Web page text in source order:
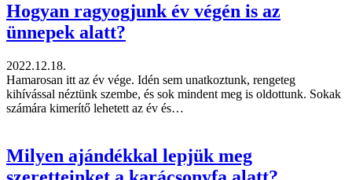
Hogyan ragyogjunk év végén is az
ünnepek alatt?
2022.12.18.
Hamarosan itt az év vége. Idén sem unatkoztunk, rengeteg
kihívással néztünk szembe, és sok mindent meg is oldottunk. Sokak
számára kimerítő lehetett az év és…
Milyen ajándékkal lepjük meg